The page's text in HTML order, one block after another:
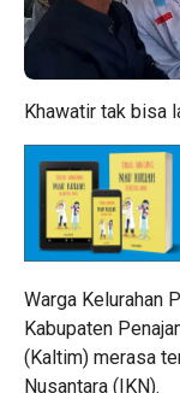
Khawatir tak bisa
Warga Kelurahan
Kabupaten
(Kaltim) merasa
Nusantara (IKN).